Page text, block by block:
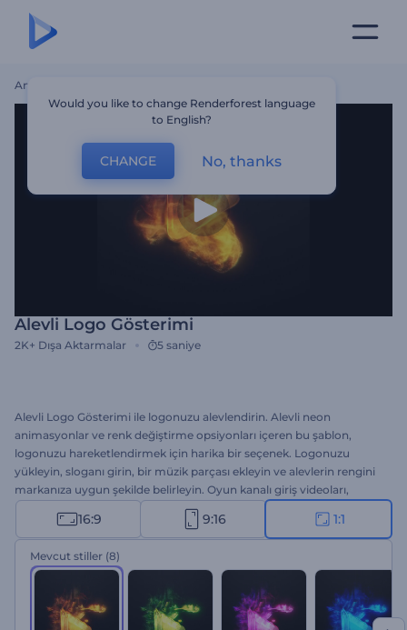
Ana Sayfa
Alevli Logo Gösterimi
2K+ Dışa Aktarmalar 5 saniye
Alevli Logo Gösterimi ile logonuzu alevlendirin. Alevli neon
animasyonlar ve renk değiştirme opsiyonları içeren bu şablon,
logonuzu hareketlendirmek için harika bir seçenek. Logonuzu
yükleyin, sloganı girin, bir müzik parçası ekleyin ve alevlerin rengini
markanıza uygun şekilde belirleyin. Oyun kanalı giriş videoları,
dinamik sunumlar, reklam videoları, ürün lansmanları, etkinlik
introları vs. için ideal. Hemen oluşturun ve videolarınızı bugün
alevlendirin!
16:9 9:16 1:1
Mevcut stiller (8)
Would you like to change Renderforest language
to English?
CHANGE No, thanks